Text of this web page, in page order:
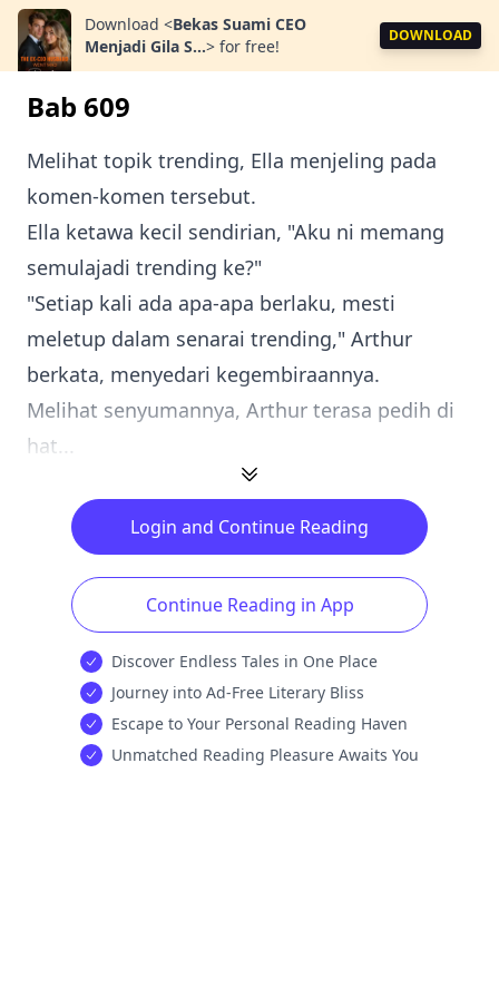
Download <Bekas Suami CEO
Menjadi Gila S...> for free!
DOWNLOAD
Bab 609
Melihat topik trending, Ella menjeling pada
komen-komen tersebut.
Ella ketawa kecil sendirian, "Aku ni memang
semulajadi trending ke?"
"Setiap kali ada apa-apa berlaku, mesti
meletup dalam senarai trending," Arthur
berkata, menyedari kegembiraannya.
Melihat senyumannya, Arthur terasa pedih di
hat...
Login and Continue Reading
Continue Reading in App
Discover Endless Tales in One Place
Journey into Ad-Free Literary Bliss
Escape to Your Personal Reading Haven
Unmatched Reading Pleasure Awaits You